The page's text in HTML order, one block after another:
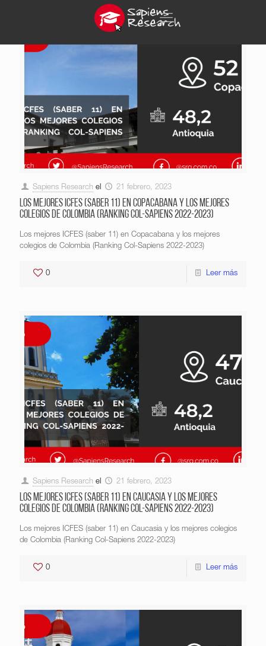
Sapiens Research el 21 febrero, 2023
Los mejores ICFES (saber 11) en Copacabana y los mejores
colegios de Colombia (Ranking Col-Sapiens 2022-2023)
Los mejores ICFES (saber 11) en Copacabana y los mejores
colegios de Colombia (Ranking Col-Sapiens 2022-2023)
0 Leer más
Sapiens Research el 21 febrero, 2023
Los mejores ICFES (saber 11) en Caucasia y los mejores
colegios de Colombia (Ranking Col-Sapiens 2022-2023)
Los mejores ICFES (saber 11) en Caucasia y los mejores colegios
de Colombia (Ranking Col-Sapiens 2022-2023)
0 Leer más